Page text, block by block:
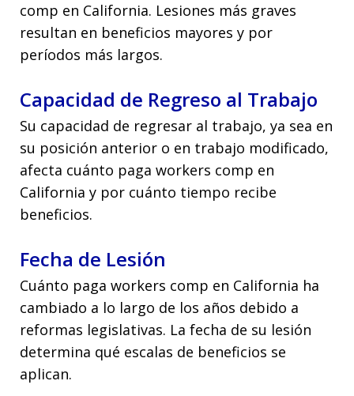
comp en California. Lesiones más graves
resultan en beneficios mayores y por
períodos más largos.
Capacidad de Regreso al Trabajo
Su capacidad de regresar al trabajo, ya sea en
su posición anterior o en trabajo modificado,
afecta cuánto paga workers comp en
California y por cuánto tiempo recibe
beneficios.
Fecha de Lesión
Cuánto paga workers comp en California ha
cambiado a lo largo de los años debido a
reformas legislativas. La fecha de su lesión
determina qué escalas de beneficios se
aplican.